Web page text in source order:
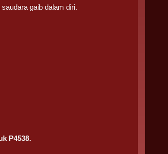
gaib dalam diri.
P4538.